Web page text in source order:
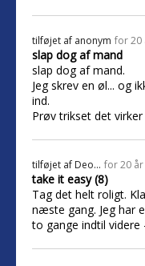
tilføjet af anonym for 20
slap dog af mand
slap dog af mand.
Jeg skrev en øl... og
ind.
Prøv trikset det virker
tilføjet af Deo... for 20
take it easy (8)
Tag det helt roligt.
næste gang. Jeg har
to gange indtil videre